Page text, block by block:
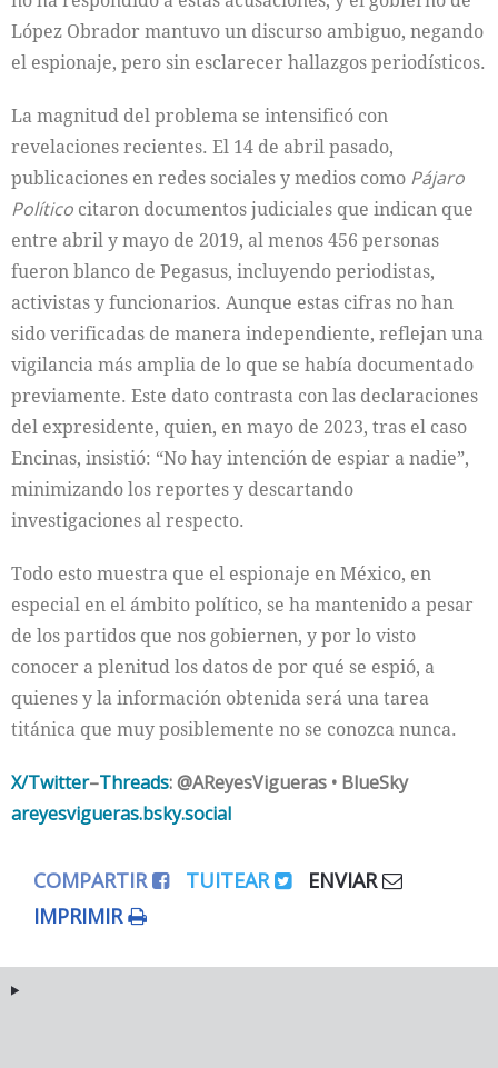
López Obrador mantuvo un discurso ambiguo, negando
el espionaje, pero sin esclarecer hallazgos periodísticos.
La magnitud del problema se intensificó con
revelaciones recientes. El 14 de abril pasado,
publicaciones en redes sociales y medios como Pájaro
Político citaron documentos judiciales que indican que
entre abril y mayo de 2019, al menos 456 personas
fueron blanco de Pegasus, incluyendo periodistas,
activistas y funcionarios. Aunque estas cifras no han
sido verificadas de manera independiente, reflejan una
vigilancia más amplia de lo que se había documentado
previamente. Este dato contrasta con las declaraciones
del expresidente, quien, en mayo de 2023, tras el caso
Encinas, insistió: “No hay intención de espiar a nadie”,
minimizando los reportes y descartando
investigaciones al respecto.
Todo esto muestra que el espionaje en México, en
especial en el ámbito político, se ha mantenido a pesar
de los partidos que nos gobiernen, y por lo visto
conocer a plenitud los datos de por qué se espió, a
quienes y la información obtenida será una tarea
titánica que muy posiblemente no se conozca nunca.
X/Twitter–Threads: @AReyesVigueras • BlueSky
areyesvigueras.bsky.social
COMPARTIR TUITEAR
ENVIAR
IMPRIMIR